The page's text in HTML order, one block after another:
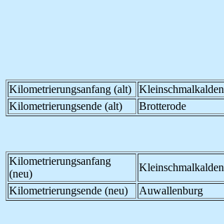
Kilometrierungsanfang (alt) Kleinschmalkalden
Kilometrierungsende (alt)
Brotterode
Kilometrierungsanfang
(neu)
Kleinschmalkalden
Kilometrierungsende (neu)
Auwallenburg